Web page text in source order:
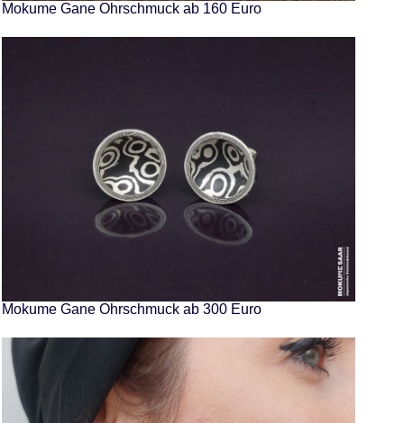
Mokume Gane Ohrschmuck ab 160 Euro
Mokume Gane Ohrschmuck ab 300 Euro